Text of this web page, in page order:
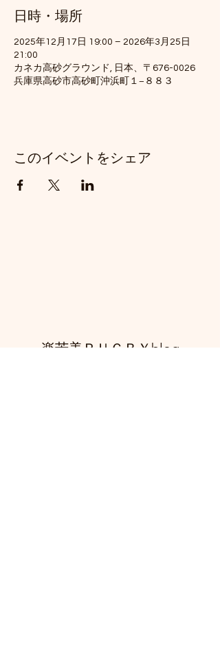
日時・場所
2025年12月17日 19:00 – 2026年3月25日
21:00
カネカ高砂グラウンド, 日本、〒676-0026
兵庫県高砂市高砂町沖浜町１−８８３
このイベントをシェア
​楽苦美ＲＵＧＢＹblog